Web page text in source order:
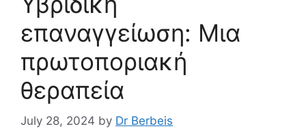
επαναγγείωση: Μια
πρωτοποριακή
θεραπεία
July 28, 2024 by Dr Berbeis